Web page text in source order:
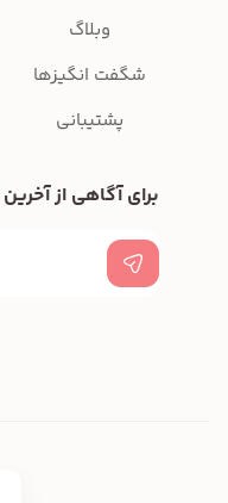
وبلاگ
شگفت انگیزها
پشتیبانی
برای آگاهی از